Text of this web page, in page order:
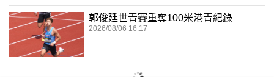
郭俊廷世青賽重奪100米港青紀錄
2026/08/06 16:17